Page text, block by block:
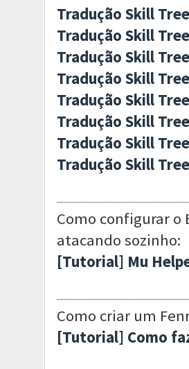
Tradução Skill
Tradução Skill
Tradução Skill
Tradução Skill
Tradução Skill
Tradução Skill
Tradução Skill
Tradução Skill
Como configurar o
atacando sozinho:
[Tutorial] Mu
Como criar um
[Tutorial] Como